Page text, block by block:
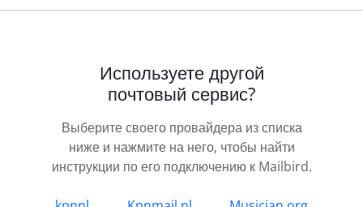
Используете другой
почтовый сервис?
Выберите своего провайдера из списка
ниже и нажмите на него, чтобы найти
инструкции по его подключению к Mailbird.